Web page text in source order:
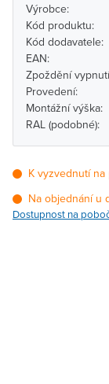
Výrobce:
Kód produktu:
Kód dodavatele:
EAN:
Zpoždění
Provedení:
Montážní výška:
RAL (podobné):
K vyzvednutí
Na objednání u
Dostupnost na